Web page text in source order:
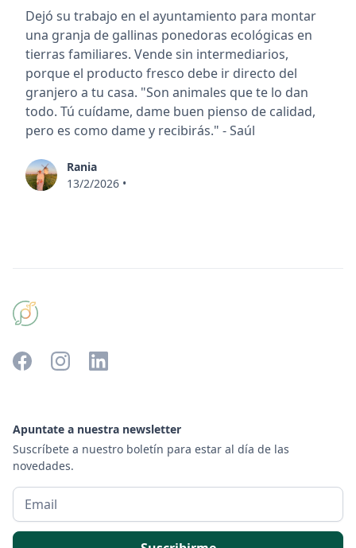
Dejó su trabajo en el ayuntamiento para montar
una granja de gallinas ponedoras ecológicas en
tierras familiares. Vende sin intermediarios,
porque el producto fresco debe ir directo del
granjero a tu casa. "Son animales que te lo dan
todo. Tú cuídame, dame buen pienso de calidad,
pero es como dame y recibirás." - Saúl
Rania
13/2/2026 •
Apuntate a nuestra newsletter
Suscríbete a nuestro boletín para estar al día de las
novedades.